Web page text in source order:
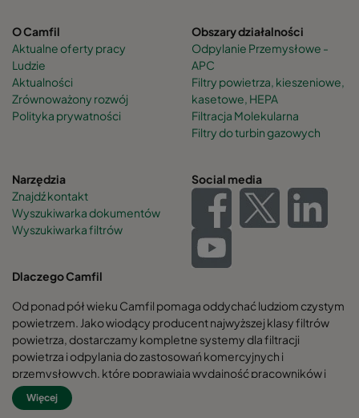
O Camfil
Aktualne oferty pracy
Ludzie
Aktualności
Zrównoważony rozwój
Polityka prywatności
Obszary działalności
Odpylanie Przemysłowe -
APC
Filtry powietrza, kieszeniowe,
kasetowe, HEPA
Filtracja Molekularna
Filtry do turbin gazowych
Narzędzia
Znajdź kontakt
Wyszukiwarka dokumentów
Wyszukiwarka filtrów
Social media
Dlaczego Camfil
Od ponad pół wieku Camfil pomaga oddychać ludziom czystym
powietrzem. Jako wiodący producent najwyższej klasy filtrów
powietrza, dostarczamy kompletne systemy dla filtracji
powietrza i odpylania do zastosowań komercyjnych i
przemysłowych, które poprawiają wydajność pracowników i
sprzętu, minimalizują zużycie energii oraz przynoszą korzyści dla
zdrowia ludzkiego i środowiska naturalnego.
Więcej